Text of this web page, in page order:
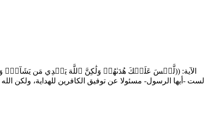
الآية: ((لَّيۡسَ عَلَيۡكَ هُدَىٰهُمۡ وَلَٰكِنَّ ٱللَّهَ يَهۡدِي مَن يَشَآءُۗ
لست -أيها الرسول- مسئولا عن توفيق الكافرين للهداية، ولكن